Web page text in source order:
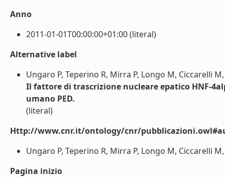
Anno
2011-01-01T00:00:00+01:00 (literal)
Alternative label
Ungaro P, Teperino R, Mirra P, Longo M, Ciccarelli
Il fattore di trascrizione nucleare epatico HNF-
umano PED.
(literal)
Http://www.cnr.it/ontology/cnr/
Ungaro P, Teperino R, Mirra P, Longo M, Ciccarelli
Pagina inizio